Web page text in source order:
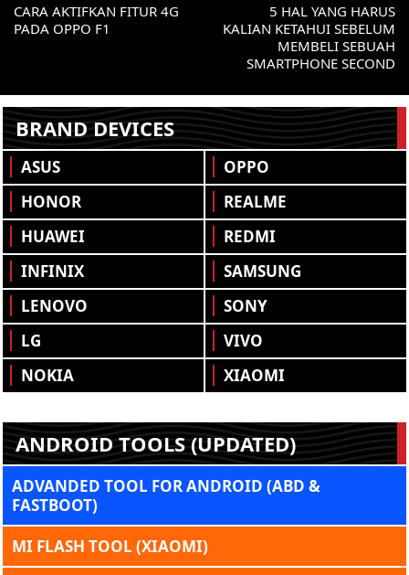
5 HAL YANG HARUS
KALIAN KETAHUI SEBELUM
MEMBELI SEBUAH
SMARTPHONE SECOND
CARA AKTIFKAN FITUR 4G
PADA OPPO F1
BRAND DEVICES
ASUS
HONOR
HUAWEI
INFINIX
LENOVO
LG
NOKIA
OPPO
REALME
REDMI
SAMSUNG
SONY
VIVO
XIAOMI
ANDROID TOOLS (UPDATED)
ADVANDED TOOL FOR ANDROID (ABD &
FASTBOOT)
MI FLASH TOOL (XIAOMI)